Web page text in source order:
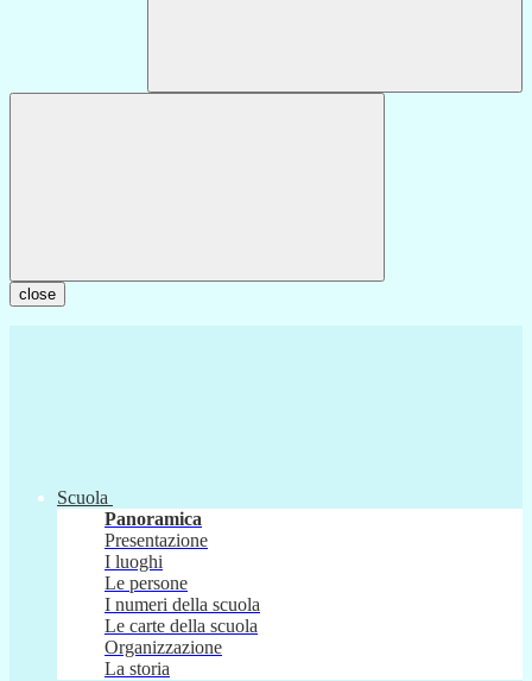
close
Scuola
Panoramica
Presentazione
I luoghi
Le persone
I numeri della scuola
Le carte della scuola
Organizzazione
La storia